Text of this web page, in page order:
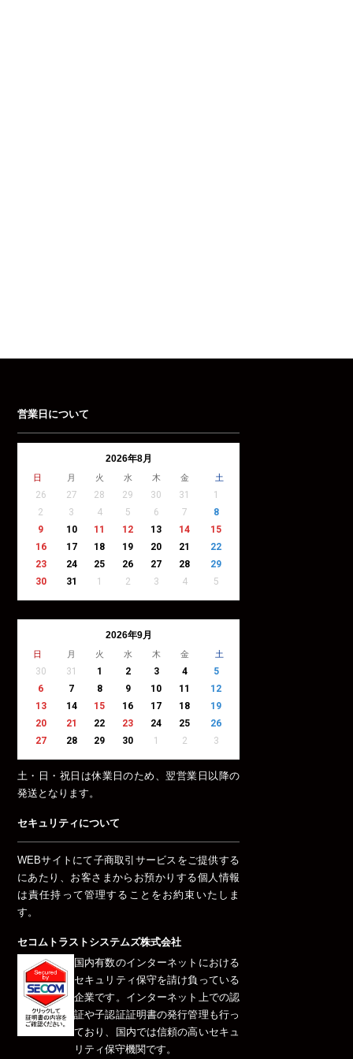
営業日について
2026年8月
日 月 火 水 木 金 土
26 27 28 29 30 31
1
2
3 4 5 6 7
8
9
10 11 12 13 14
15
16
17 18 19 20 21
22
23
24 25 26 27 28
29
30
31 1 2 3 4 5
2026年9月
日 月 火 水 木 金 土
30 31 1 2 3 4
5
6
7 8 9 10 11
12
13
14 15 16 17 18
19
20
21 22 23 24 25
26
27
28 29 30 1 2 3
土・日・祝日は休業日のため、翌営業日以降の
発送となります。
セキュリティについて
WEBサイトにて子商取引サービスをご提供する
にあたり、お客さまからお預かりする個人情報
は責任持って管理することをお約束いたしま
す。
セコムトラストシステムズ株式会社
国内有数のインターネットにおける
セキュリティ保守を請け負っている
企業です。インターネット上での認
証や子認証証明書の発行管理も行っ
ており、国内では信頼の高いセキュ
リティ保守機関です。